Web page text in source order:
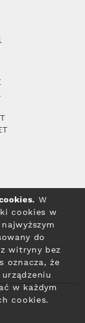
W
cookies w
do
witryny bez
oznacza, że
w każdym
cookies.